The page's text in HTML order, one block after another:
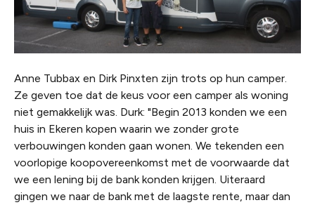
Anne Tubbax en Dirk Pinxten zijn trots op hun camper.
Ze geven toe dat de keus voor een camper als woning
niet gemakkelijk was. Durk: "Begin 2013 konden we een
huis in Ekeren kopen waarin we zonder grote
verbouwingen konden gaan wonen. We tekenden een
voorlopige koopovereenkomst met de voorwaarde dat
we een lening bij de bank konden krijgen. Uiteraard
gingen we naar de bank met de laagste rente, maar dan